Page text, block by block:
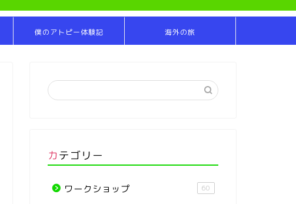
僕のアトピー体験記 海外の旅
カテゴリー
ワークショップ 60